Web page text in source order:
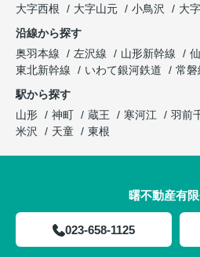
大字西根
大字山元 小鳥沢 大
沿線から探す
奥羽本線
左沢線 山形新幹線
東北新幹線
いわて銀河鉄道 常磐
駅から探す
山形
神町 蔵王 寒河江 羽前
米沢
天童 東根
曙不動産有
023-658-1125